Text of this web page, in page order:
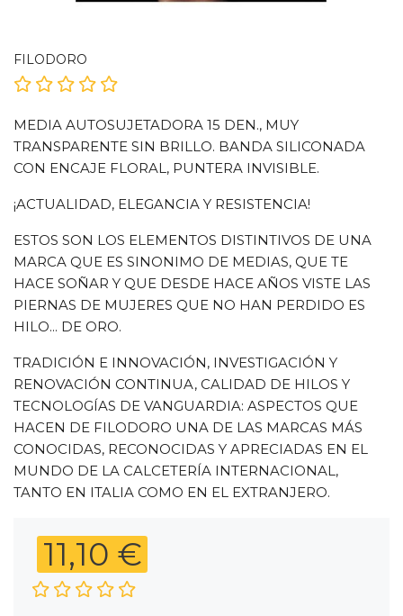
FILODORO
MEDIA AUTOSUJETADORA 15 DEN., MUY
TRANSPARENTE SIN BRILLO. BANDA SILICONADA
CON ENCAJE FLORAL, PUNTERA INVISIBLE.
¡ACTUALIDAD, ELEGANCIA Y RESISTENCIA!
ESTOS SON LOS ELEMENTOS DISTINTIVOS DE UNA
MARCA QUE ES SINONIMO DE MEDIAS, QUE TE
HACE SOÑAR Y QUE DESDE HACE AÑOS VISTE LAS
PIERNAS DE MUJERES QUE NO HAN PERDIDO ES
HILO... DE ORO.
TRADICIÓN E INNOVACIÓN, INVESTIGACIÓN Y
RENOVACIÓN CONTINUA, CALIDAD DE HILOS Y
TECNOLOGÍAS DE VANGUARDIA: ASPECTOS QUE
HACEN DE FILODORO UNA DE LAS MARCAS MÁS
CONOCIDAS, RECONOCIDAS Y APRECIADAS EN EL
MUNDO DE LA CALCETERÍA INTERNACIONAL,
TANTO EN ITALIA COMO EN EL EXTRANJERO.
11,10 €